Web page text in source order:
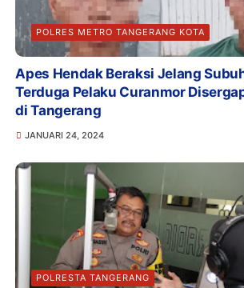
POLRES METRO TANGERANG KOTA
Apes Hendak Beraksi Jelang
Terduga Pelaku Curanmor
di Tangerang
JANUARI 24, 2024
POLRESTA TANGERANG